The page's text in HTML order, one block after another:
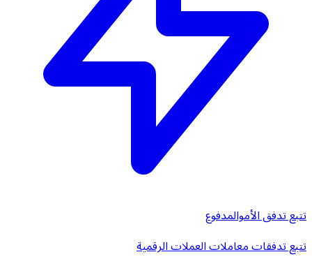
تتبع تدفق الأموالمدفوع
تتبع تدفقات معاملات العملات الرقمية